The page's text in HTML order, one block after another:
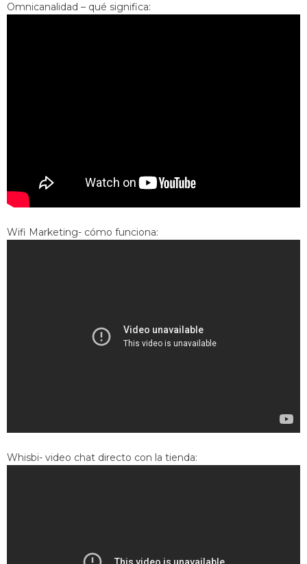
Omnicanalidad – qué significa:
Wifi Marketing- cómo funciona:
Whisbi- video chat directo con la tienda: